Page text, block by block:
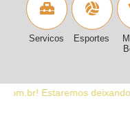
Servicos Esportes
avisos sobre